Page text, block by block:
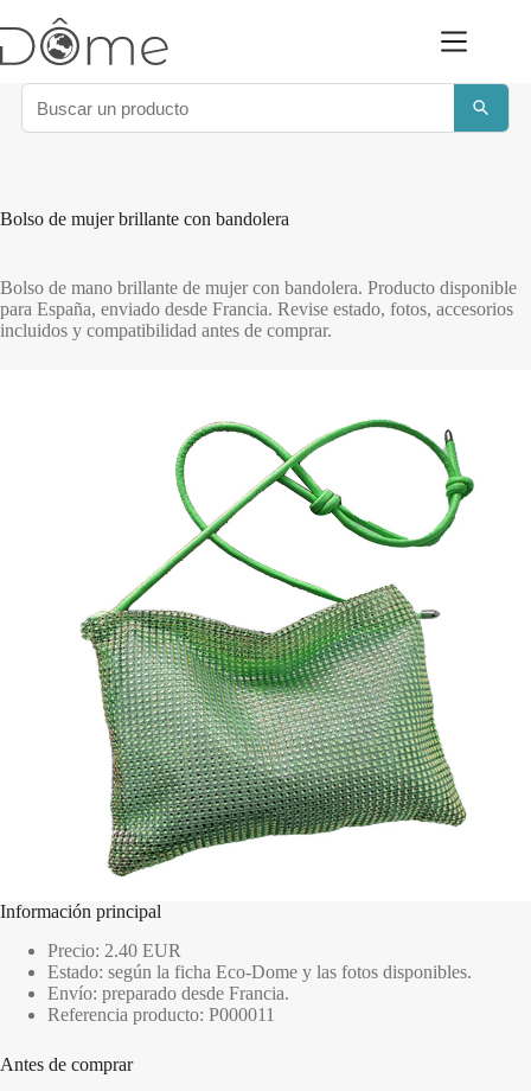
al
contenido
Bolso de mujer brillante con bandolera
Bolso de mano brillante de mujer con bandolera. Producto disponible
para España, enviado desde Francia. Revise estado, fotos, accesorios
incluidos y compatibilidad antes de comprar.
Información principal
Precio: 2.40 EUR
Estado: según la ficha Eco-Dome y las fotos disponibles.
Envío: preparado desde Francia.
Referencia producto: P000011
Antes de comprar